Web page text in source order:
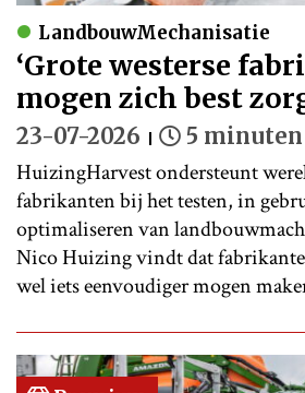
LandbouwMechanisatie
‘Grote westerse
mogen zich best
23-07-2026 5 minuten
HuizingHarvest ondersteunt
fabrikanten bij het testen, in
optimaliseren van
Nico Huizing vindt dat
wel iets eenvoudiger mogen